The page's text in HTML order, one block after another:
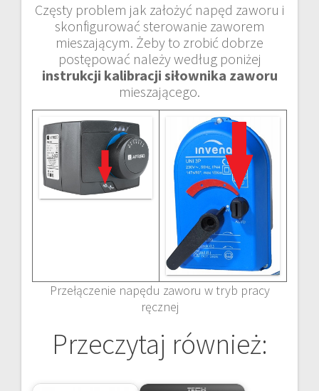
Częsty problem jak założyć napęd zaworu i
skonfigurować sterowanie zaworem
mieszającym. Żeby to zrobić dobrze
postępować należy według poniżej
instrukcji kalibracji siłownika zaworu
mieszającego.
Przełączenie napędu zaworu w tryb pracy
ręcznej
Przeczytaj również: